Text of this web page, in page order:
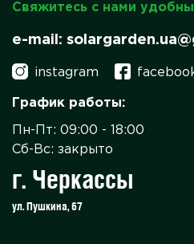
Свяжитесь с нами
e-mail:
instagram
График работы:
Пн-Пт: 09:00 - 18:00
Сб-Вс: закрыто
г. Черкассы
ул. Пушкина, 67